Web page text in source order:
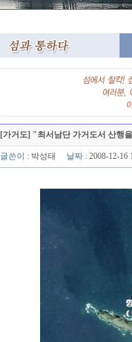
[가거도] "최서남단 가거도서 산행
글쓴이 : 박성태 날짜: 2008-12-